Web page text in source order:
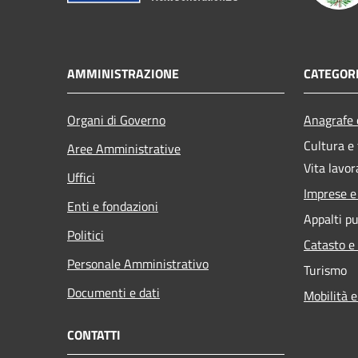
AMMINISTRAZIONE
Organi di Governo
Aree Amministrative
Uffici
Enti e fondazioni
Politici
Personale Amministrativo
Documenti e dati
Cultura
Vita
Imprese
Appalti
Catasto
Turismo
Mobilità
CONTATTI